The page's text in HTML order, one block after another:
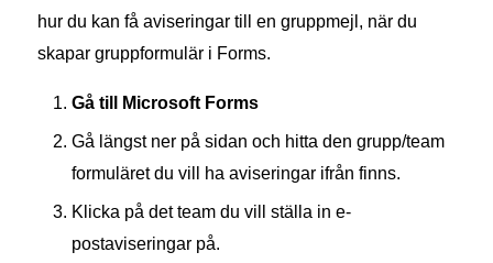
hur du kan få aviseringar till en gruppmejl, när du
skapar gruppformulär i Forms.
Gå till Microsoft Forms
Gå längst ner på sidan och hitta den grupp/team
formuläret du vill ha aviseringar ifrån finns.
Klicka på det team du vill ställa in e-
postaviseringar på.